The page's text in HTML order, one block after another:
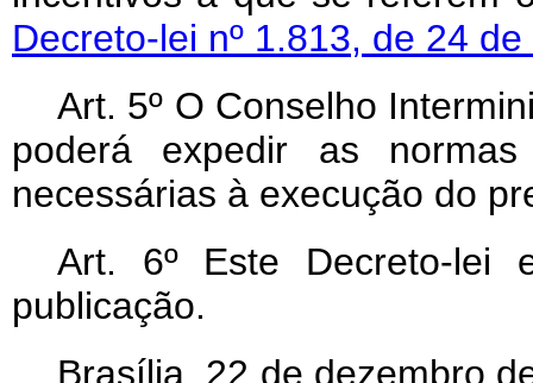
Decreto-lei nº 1.813, de 24
Art. 5º O Conselho
poderá expedir as
necessárias à execução do
Art. 6º Este Decreto-
publicação.
Brasília, 22 de dezembro